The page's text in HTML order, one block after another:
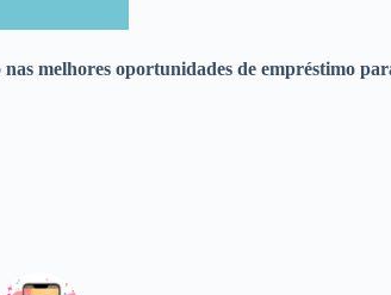
melhores oportunidades de empréstimo